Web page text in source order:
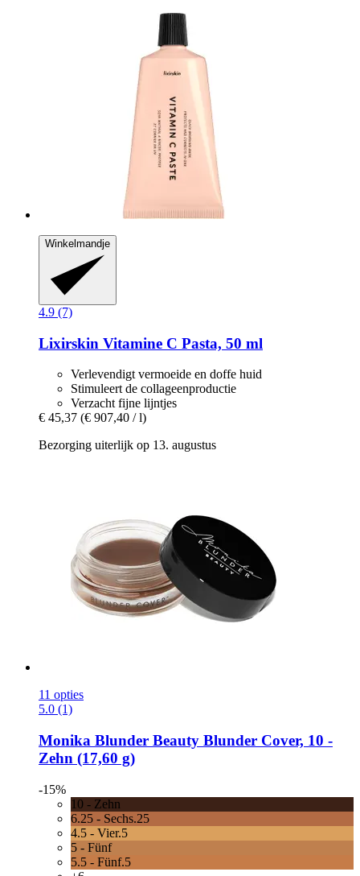
Winkelmandje
4.9 (7)
Lixirskin Vitamine C Pasta, 50 ml
Verlevendigt vermoeide en doffe huid
Stimuleert de collageenproductie
Verzacht fijne lijntjes
€ 45,37 (€ 907,40 / l)
Bezorging uiterlijk op 13. augustus
11 opties
5.0 (1)
Monika Blunder Beauty Blunder Cover, 10 -​
Zehn (17,60 g)
-15%
10 - Zehn
6.25 - Sechs.25
4.5 - Vier.5
5 - Fünf
5.5 - Fünf.5